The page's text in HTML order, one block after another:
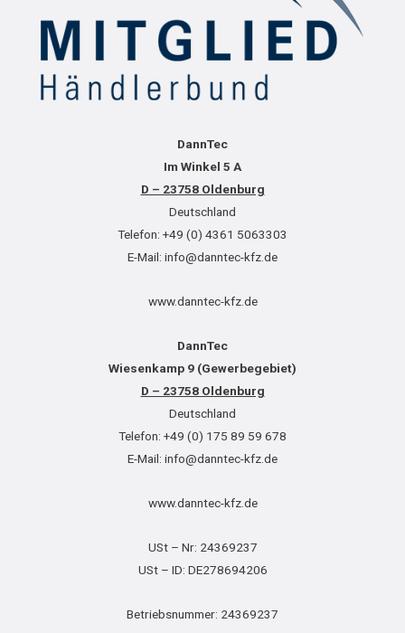
DannTec
Im Winkel 5 A
D – 23758 Oldenburg
Deutschland
Telefon: +49 (0) 4361 5063303
E-Mail: info@danntec-kfz.de
www.danntec-kfz.de
DannTec
Wiesenkamp 9 (Gewerbegebiet)
D – 23758 Oldenburg
Deutschland
Telefon: +49 (0) 175 89 59 678
E-Mail: info@danntec-kfz.de
www.danntec-kfz.de
USt – Nr: 24369237
USt – ID: DE278694206
Betriebsnummer: 24369237